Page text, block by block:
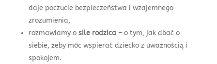
daje poczucie bezpieczeństwa i wzajemnego
zrozumienia,
rozmawiamy o sile rodzica– o tym, jak dbać o
siebie, żeby móc wspierać dziecko z uważnością i
spokojem.